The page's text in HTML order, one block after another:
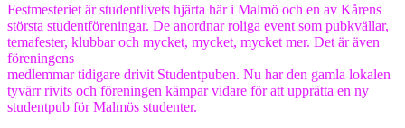
Festmesteriet är studentlivets hjärta här i Malmö och en av Kårens
största studentföreningar. De anordnar roliga event som pubkvällar,
temafester, klubbar och mycket, mycket, mycket mer. Det är även
föreningens
medlemmar tidigare drivit Studentpuben. Nu har den gamla lokalen
tyvärr rivits och föreningen kämpar vidare för att upprätta en ny
studentpub för Malmös studenter.